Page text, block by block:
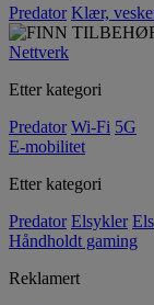
Predator Klær,
Nettverk
Etter kategori
Predator Wi-Fi 5G
E-mobilitet
Etter kategori
Predator Elsykler
Håndholdt gaming
Reklamert